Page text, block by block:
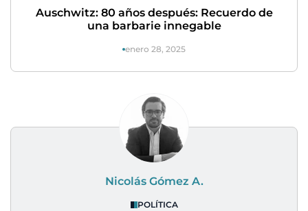
Auschwitz: 80 años después: Recuerdo de
una barbarie innegable
enero 28, 2025
Nicolás Gómez A.
POLÍTICA